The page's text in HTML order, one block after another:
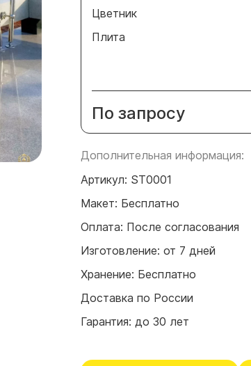
Цветник
Плита
По запросу
Дополнительная информация:
Артикул: ST0001
Макет: Бесплатно
Оплата: После согласования
Изготовление: от 7 дней
Хранение: Бесплатно
Доставка по России
Гарантия: до 30 лет